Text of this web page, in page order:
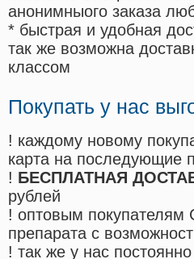
анонимныого заказа
* быстрая и удобная
так же возможна
классом
Покупать у нас
! каждому новому
карта на последующие
! БЕСПЛАТНАЯ
рублей
! оптовым
препарата с
! так же у нас